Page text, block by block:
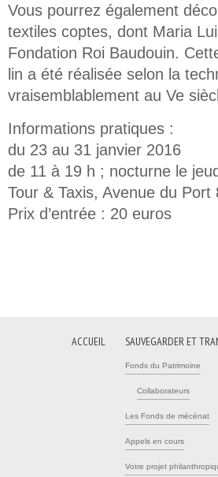
Vous pourrez également
textiles coptes, dont Maria
Fondation Roi Baudouin.
lin a été réalisée selon la
vraisemblablement au Ve
Informations pratiques :
du 23 au 31 janvier 2016
de 11 à 19 h ; nocturne le
Tour & Taxis, Avenue du
Prix d’entrée : 20 euros
ACCUEIL SAUVEGARDER ET
Fonds du Patrimoine
Collaborateurs
Les Fonds de mécénat
Appels en cours
Votre projet